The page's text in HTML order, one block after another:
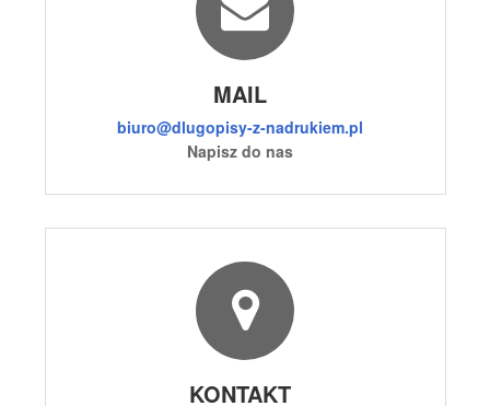
MAIL
biuro@dlugopisy-z-nadrukiem.pl
Napisz do nas
KONTAKT